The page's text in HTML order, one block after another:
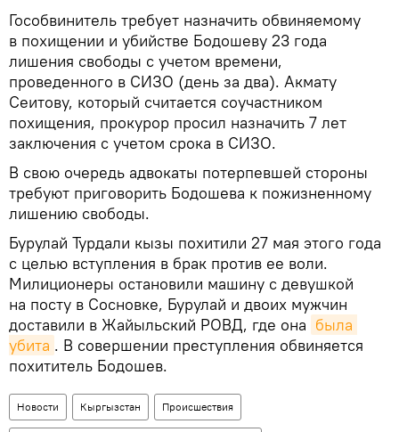
Гособвинитель требует назначить обвиняемому
в похищении и убийстве Бодошеву 23 года
лишения свободы с учетом времени,
проведенного в СИЗО (день за два). Акмату
Сеитову, который считается соучастником
похищения, прокурор просил назначить 7 лет
заключения с учетом срока в СИЗО.
В свою очередь адвокаты потерпевшей стороны
требуют приговорить Бодошева к пожизненному
лишению свободы.
Бурулай Турдали кызы похитили 27 мая этого года
с целью вступления в брак против ее воли.
Милиционеры остановили машину с девушкой
на посту в Сосновке, Бурулай и двоих мужчин
доставили в Жайыльский РОВД, где она была
убита . В совершении преступления обвиняется
похититель Бодошев.
Новости Кыргызстан Происшествия